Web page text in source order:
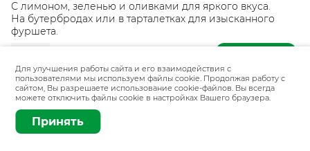
С лимоном, зеленью и оливками для яркого вкуса.
На бутербродах или в тарталетках для изысканного
фуршета.
Для улучшения работы сайта и его взаимодействия с
пользователями мы используем файлы cookie. Продолжая работу с
сайтом, Вы разрешаете использование cookie-файлов. Вы всегда
можете отключить файлы cookie в настройках Вашего браузера.
Принять